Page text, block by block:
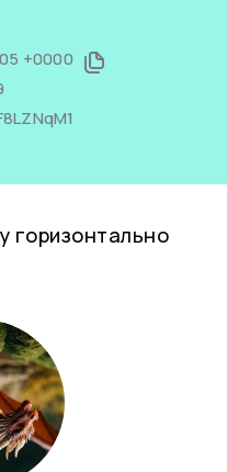
+0000
горизонтально